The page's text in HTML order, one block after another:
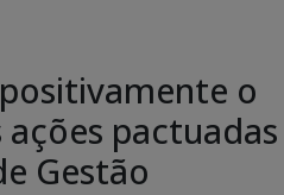
o
pactuadas
Gestão